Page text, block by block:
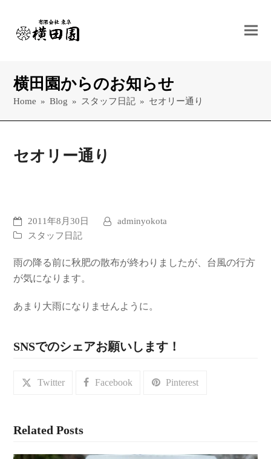
横田園からのお知らせ
Home » Blog » スタッフ日記 » セオリー通り
セオリー通り
2011年8月30日
adminyokota
スタッフ日記
雨の降る前に秋肥の散布が終わりましたが、台風の行方
が気になります。
あまり大雨になりませんように。
SNSでのシェアお願いします！
Twitter Facebook Pinterest
Related Posts